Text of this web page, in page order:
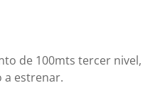
de 100mts tercer nivel,
a estrenar.